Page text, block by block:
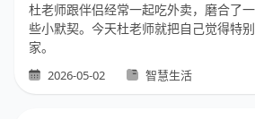
杜老师跟伴侣经常一起吃外卖，磨合了
些小默契。今天杜老师就把自己觉得特
家。
2026-05-02 智慧生活